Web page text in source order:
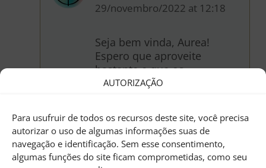
AUTORIZAÇÃO
Para usufruir de todos os recursos deste site, você precisa
autorizar o uso de algumas informações suas de
navegação e identificação. Sem esse consentimento,
algumas funções do site ficam comprometidas, como seu
29/novembro/2022 at 12:18
Seja bem vinda, Aurea!
Espero que aproveite
bastante e que os
conhecimentos do curso
DEIXE SUA PERGUNTA OU